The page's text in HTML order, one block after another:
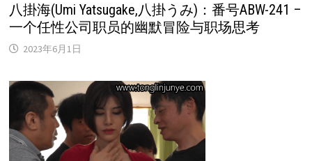
八掛海(Umi Yatsugake,八掛うみ)：番号ABW-241 –
一个任性公司职员的幽默冒险与职场思考
2023年6月1日